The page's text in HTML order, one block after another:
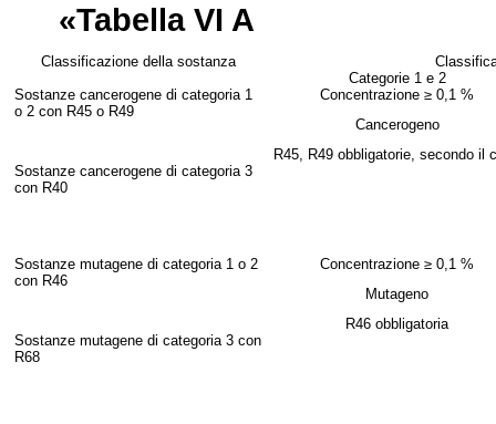
«Tabella VI A
Classificazione della sostanza
Categorie 1 e 2
Sostanze cancerogene di categoria 1
o 2 con R45 o R49
Concentrazione ≥ 0,1 %
Cancerogeno
R45, R49 obbligatorie, secondo il
Sostanze cancerogene di categoria 3
con R40
Sostanze mutagene di categoria 1 o 2
con R46
Concentrazione ≥ 0,1 %
Mutageno
R46 obbligatoria
Sostanze mutagene di categoria 3 con
R68